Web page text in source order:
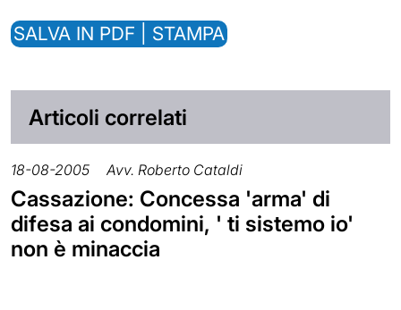
SALVA IN PDF | STAMPA
Articoli correlati
18-08-2005 Avv. Roberto Cataldi
Cassazione: Concessa 'arma' di
difesa ai condomini, ' ti sistemo io'
non è minaccia